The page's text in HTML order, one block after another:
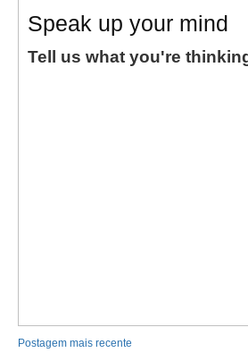
Speak up your mind
Tell us what you're
Postagem mais recente